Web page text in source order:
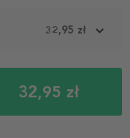
32,95 zł
32,95 zł